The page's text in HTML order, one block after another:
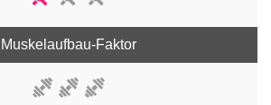
Muskelaufbau-Faktor